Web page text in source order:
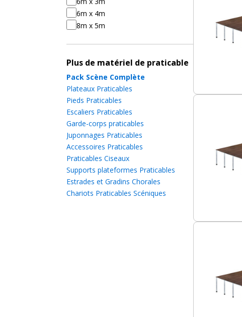
Contactezl'équipe Levenly pour vos besoins !
6m x 4m
8m x 5m
Plus de matériel de praticable
Pack Scène Complète
Plateaux Praticables
Pieds Praticables
Escaliers Praticables
Garde-corps praticables
Juponnages Praticables
Accessoires Praticables
Praticables Ciseaux
Supports plateformes Praticables
Estrades et Gradins Chorales
Chariots Praticables Scéniques